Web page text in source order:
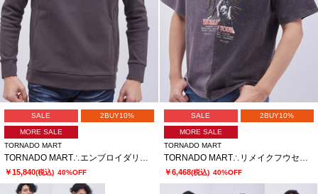
SALE 2BUY10%
MORE SALE
TORNADO MART
TORNADO MART∴エンブロイダリープルパーカー
￥15,840(税込) 40%OFF
SALE 2BUY10%
MORE SALE
TORNADO MART
TORNADO MART∴リメイクフウセイヒンソメＴシャツ
￥6,468(税込) 40%OFF